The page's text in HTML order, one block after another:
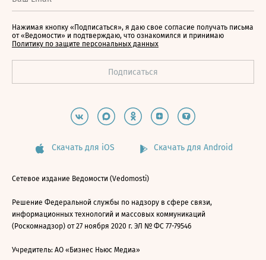
Нажимая кнопку «Подписаться», я даю свое согласие получать письма
от «Ведомости» и подтверждаю, что ознакомился и принимаю
Политику по защите персональных данных
Скачать для iOS Скачать для Android
Сетевое издание Ведомости (Vedomosti)
Решение Федеральной службы по надзору в сфере связи,
информационных технологий и массовых коммуникаций
(Роскомнадзор) от 27 ноября 2020 г. ЭЛ № ФС 77-79546
Учредитель: АО «Бизнес Ньюс Медиа»